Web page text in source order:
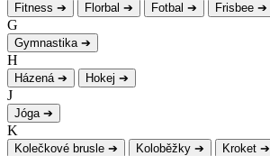
Fitness ➔ Florbal ➔ Fotbal ➔ Frisbee ➔
G
Gymnastika ➔
H
Házená ➔ Hokej ➔
J
Jóga ➔
K
Kolečkové brusle ➔ Koloběžky ➔ Kroket ➔